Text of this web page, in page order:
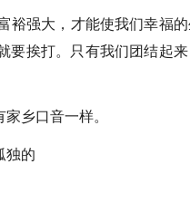
强大，才能使我们幸福
要挨打。只有我们团结起
乡口音一样。
独的